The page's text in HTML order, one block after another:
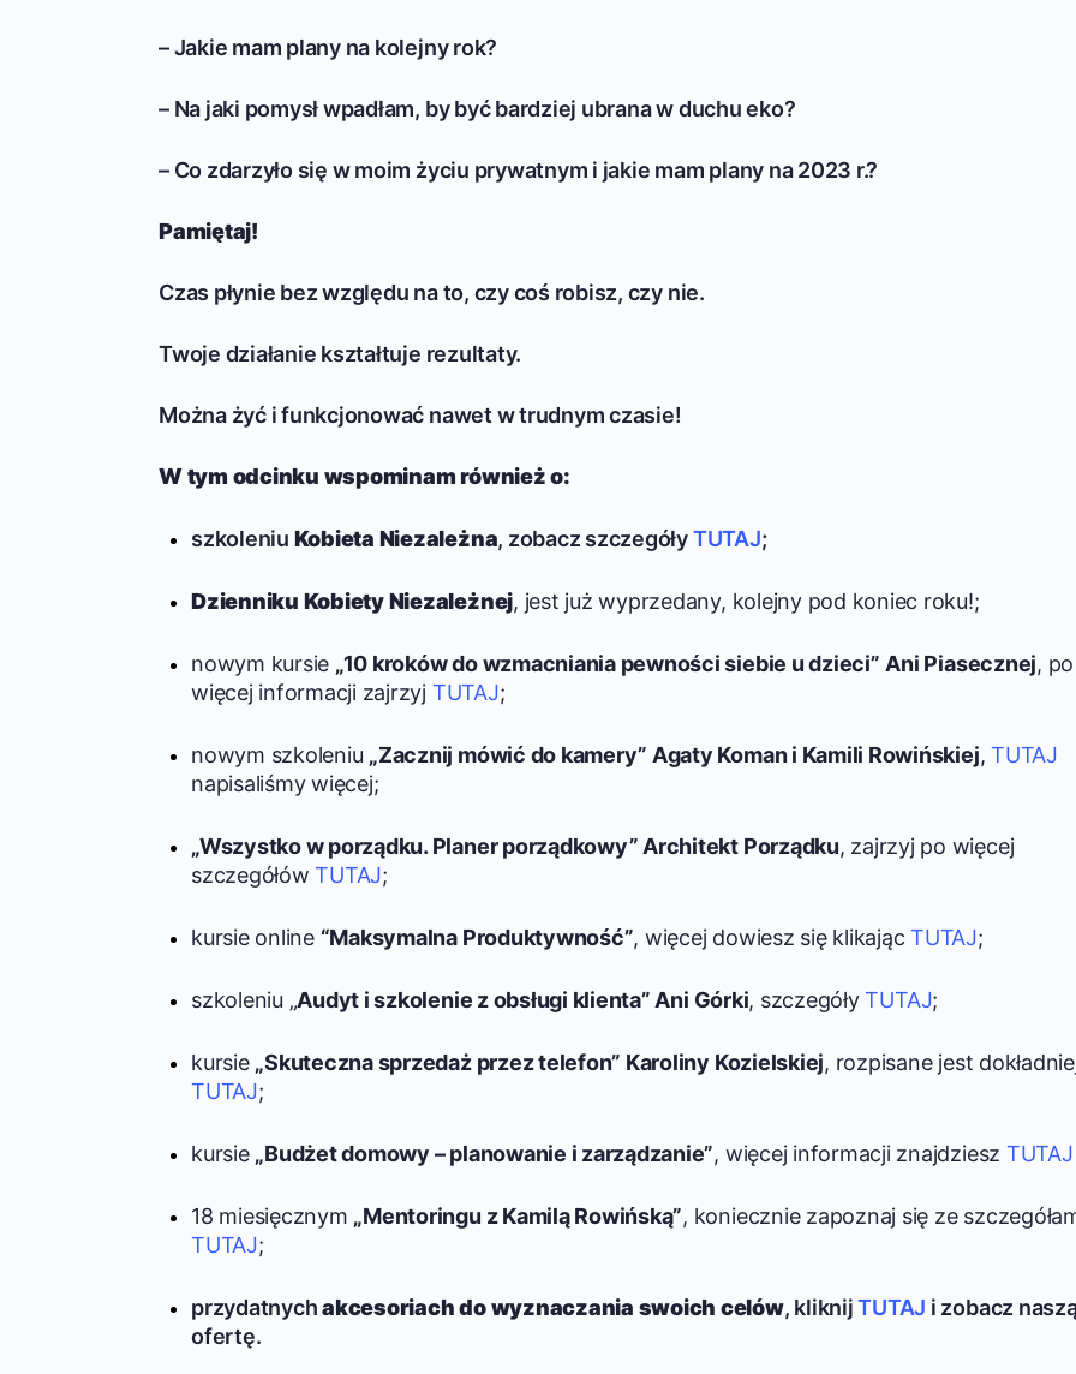
– Jakie mam plany na kolejny rok?
– Na jaki pomysł wpadłam, by być bardziej ubrana w duchu eko?
– Co zdarzyło się w moim życiu prywatnym i jakie mam plany na 2023 r.?
Pamiętaj!
Czas płynie bez względu na to, czy coś robisz, czy nie.
Twoje działanie kształtuje rezultaty.
Można żyć i funkcjonować nawet w trudnym czasie!
W tym odcinku wspominam również o:
szkoleniu Kobieta Niezależna, zobacz szczegółyTUTAJ;
Dzienniku Kobiety Niezależnej, jest już wyprzedany, kolejny pod koniec roku!;
nowym kursie „10 kroków do wzmacniania pewności siebie u dzieci” Ani Piasecznej, po
więcej informacji zajrzyj TUTAJ;
nowym szkoleniu „Zacznij mówić do kamery” Agaty Koman i Kamili Rowińskiej,TUTAJ
napisaliśmy więcej;
„Wszystko w porządku. Planer porządkowy” Architekt Porządku, zajrzyj po więcej
szczegółówTUTAJ;
kursie online “Maksymalna Produktywność”, więcej dowiesz się klikającTUTAJ;
szkoleniu „Audyt i szkolenie z obsługi klienta” Ani Górki, szczegółyTUTAJ;
kursie „Skuteczna sprzedaż przez telefon” Karoliny Kozielskiej, rozpisane jest
TUTAJ;
kursie „Budżet domowy – planowanie i zarządzanie”, więcej informacji znajdziesz TUTAJ
18 miesięcznym „Mentoringu z Kamilą Rowińską”, koniecznie zapoznaj się ze
TUTAJ;
przydatnychakcesoriach do wyznaczania swoich celów, kliknijTUTAJ i zobacz
ofertę.